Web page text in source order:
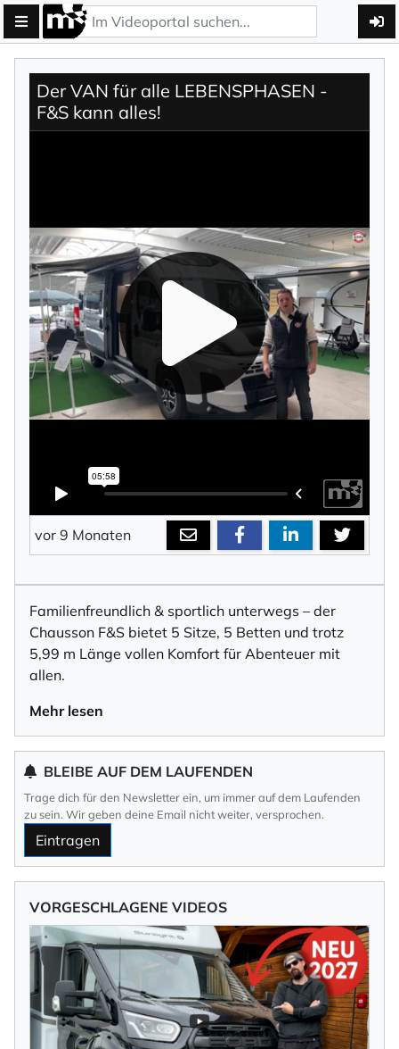
Der VAN für alle LEBENSPHASEN -
F&S kann alles!
vor 9 Monaten
Familienfreundlich & sportlich unterwegs – der
Chausson F&S bietet 5 Sitze, 5 Betten und trotz
5,99 m Länge vollen Komfort für Abenteuer mit
allen.
Mehr lesen
BLEIBE AUF DEM LAUFENDEN
Trage dich für den Newsletter ein, um immer auf dem Laufenden
zu sein. Wir geben deine Email nicht weiter, versprochen.
Eintragen
VORGESCHLAGENE VIDEOS